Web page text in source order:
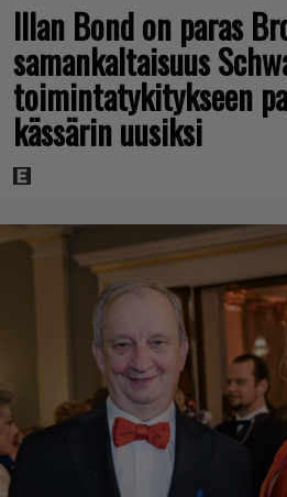
Illan Bond on paras
samankaltaisuus
toimintatykitykseen
kässärin uusiksi